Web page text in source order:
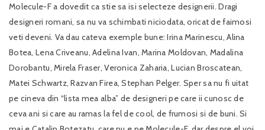
Molecule-F a dovedit ca stie sa isi selecteze designerii. Dragi
designeri romani, sa nu va schimbati niciodata, oricat de faimosi
veti deveni. Va dau cateva exemple bune: Irina Marinescu, Alina
Botea, Lena Criveanu, Adelina Ivan, Marina Moldovan, Madalina
Dorobantu, Mirela Fraser, Veronica Zaharia, Lucian Broscatean,
Matei Schwartz, Razvan Firea, Stephan Pelger. Sper sa nu fi uitat
pe cineva din “lista mea alba” de designeri pe care ii cunosc de
ceva ani si care au ramas la fel de cool, de frumosi si de buni. Si